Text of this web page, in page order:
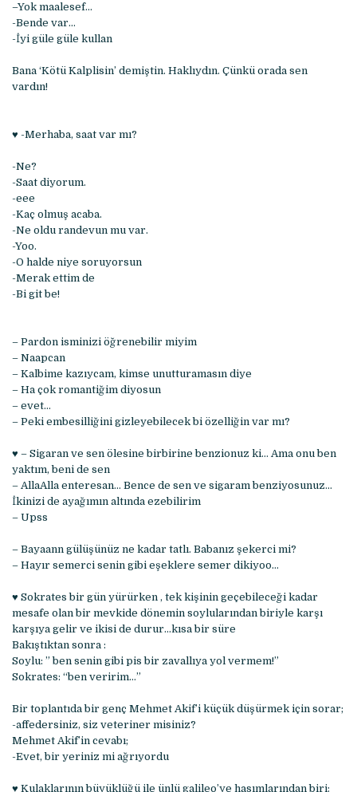
–Yok maalesef…
-Bende var…
-İyi güle güle kullan
Bana ‘Kötü Kalplisin’ demiştin. Haklıydın. Çünkü orada sen
vardın!
♥ -Merhaba, saat var mı?
-Ne?
-Saat diyorum.
-eee
-Kaç olmuş acaba.
-Ne oldu randevun mu var.
-Yoo.
-O halde niye soruyorsun
-Merak ettim de
-Bi git be!
– Pardon isminizi öğrenebilir miyim
– Naapcan
– Kalbime kazıycam, kimse unutturamasın diye
– Ha çok romantiğim diyosun
– evet…
– Peki embesilliğini gizleyebilecek bi özelliğin var mı?
♥ – Sigaran ve sen ölesine birbirine benzionuz ki… Ama onu ben
yaktım, beni de sen
– AllaAlla enteresan… Bence de sen ve sigaram benziyosunuz…
İkinizi de ayağımın altında ezebilirim
– Upss
– Bayaann gülüşünüz ne kadar tatlı. Babanız şekerci mi?
– Hayır semerci senin gibi eşeklere semer dikiyoo…
♥ Sokrates bir gün yürürken , tek kişinin geçebileceği kadar
mesafe olan bir mevkide dönemin soylularından biriyle karşı
karşıya gelir ve ikisi de durur…kısa bir süre
Bakıştıktan sonra :
Soylu: ” ben senin gibi pis bir zavallıya yol vermem!”
Sokrates: “ben veririm…”
Bir toplantıda bir genç Mehmet Akif’i küçük düşürmek için sorar;
-affedersiniz, siz veteriner misiniz?
Mehmet Akif’in cevabı;
-Evet, bir yeriniz mi ağrıyordu
♥ Kulaklarının büyüklüğü ile ünlü galileo’ye hasımlarından biri: